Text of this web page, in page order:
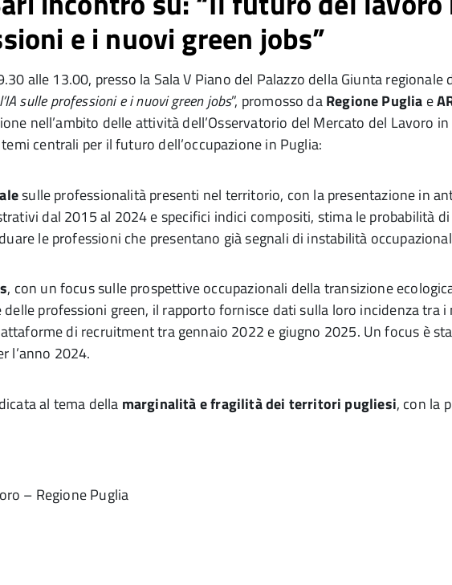
e i nuovi green jobs”
alle 13.00, presso la Sala V Piano del Palazzo della Giunta regionale
sulle professioni e i nuovi green jobs”, promosso daRegione Puglia e
nell’ambito delle attività dell’Osservatorio del Mercato del Lavoro
centrali per il futuro dell’occupazione in Puglia:
sulle professionalità presenti nel territorio, con la presentazione in
dal 2015 al 2024 e specifici indici compositi, stima le probabilità
le professioni che presentano già segnali di instabilità
, con un focus sulle prospettive occupazionali della transizione
delle professioni green, il rapporto fornisce dati sulla loro incidenza
di recruitment tra gennaio 2022 e giugno 2025. Un focus è
l’anno 2024.
al tema della marginalità e fragilità dei territori pugliesi, con la
– Regione Puglia